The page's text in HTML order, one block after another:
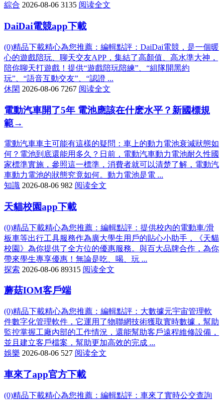
綜合 2026-08-06 3135 阅读全文
DaiDai電競app下載
(0)精品下載精心為您推薦：編輯點評：DaiDai電競，是一個暖
心的遊戲陪玩、聊天交友APP，集結了高顏值、高水準大神，
陪你聊天打遊戲！提供“遊戲陪玩陪練”、“組隊開黑約
玩”、“語音互動交友”、“認證 ...
休閑 2026-08-06 7267 阅读全文
電動汽車開了5年 電池應該在什麽水平？新國標規
範→
電動汽車車主可能有這樣的疑問：車上的動力電池衰減狀態如
何？電池到底還能用多久？日前，電動汽車動力電池耐久性國
家標準實施，參照這一標準，消費者就可以清楚了解，電動汽
車動力電池的狀態究竟如何。動力電池是電 ...
知識 2026-08-06 982 阅读全文
天貓校園app下載
(0)精品下載精心為您推薦：編輯點評：提供校內的電動車/滑
板車等出行工具服務作為廣大學生用戶的貼心小助手，《天貓
校園》為你提供了全方位的優惠服務。與百大品牌合作，為你
帶來學生專享優惠！無論是吃、喝、玩 ...
探索 2026-08-06 89315 阅读全文
蘑菇IOM客戶端
(0)精品下載精心為您推薦：編輯點評：大數據元宇宙管理軟
件數字化管理軟件，它運用了物聯網技術獲取實時數據，幫助
監控掌握工廠內部的工作情況，還能幫助客戶遠程維修設備，
並且建立客戶檔案，幫助更加高效的完成 ...
娛樂 2026-08-06 527 阅读全文
車來了app官方下載
(0)精品下載精心為您推薦：編輯點評：車來了實時公交查詢